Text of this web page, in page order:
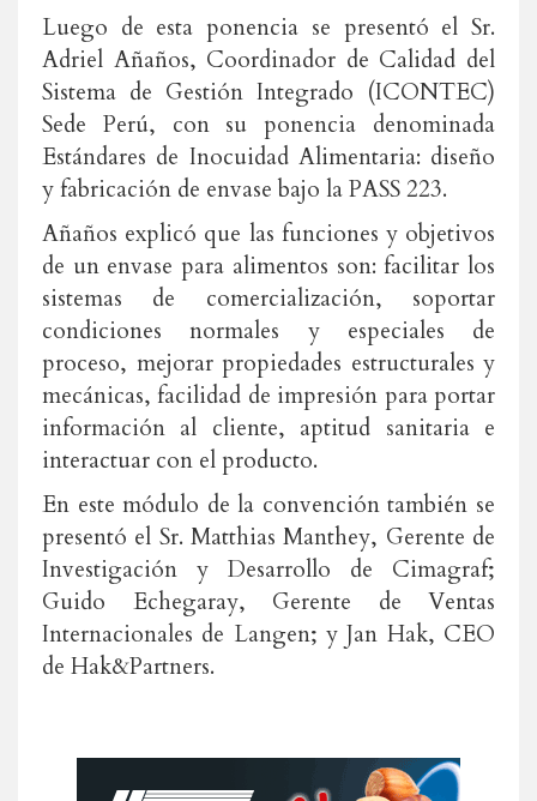
Luego de esta ponencia se presentó el Sr.
Adriel Añaños, Coordinador de Calidad del
Sistema de Gestión Integrado (ICONTEC)
Sede Perú, con su ponencia denominada
Estándares de Inocuidad Alimentaria: diseño
y fabricación de envase bajo la PASS 223.
Añaños explicó que las funciones y objetivos
de un envase para alimentos son: facilitar los
sistemas de comercialización, soportar
condiciones normales y especiales de
proceso, mejorar propiedades estructurales y
mecánicas, facilidad de impresión para portar
información al cliente, aptitud sanitaria e
interactuar con el producto.
En este módulo de la convención también se
presentó el Sr. Matthias Manthey, Gerente de
Investigación y Desarrollo de Cimagraf;
Guido Echegaray, Gerente de Ventas
Internacionales de Langen; y Jan Hak, CEO
de Hak&Partners.